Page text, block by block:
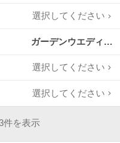
選択してください
ガーデンウエディング,
選択してください
選択してください
を表示